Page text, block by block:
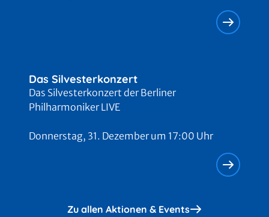
Das Silvesterkonzert
Das Silvesterkonzert der Berliner
Philharmoniker LIVE
Donnerstag, 31. Dezember um 17:00 Uhr
Zu allen Aktionen & Events